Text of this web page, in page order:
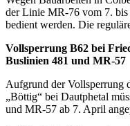
der Linie MR-76 vom 7.
bedient werden. Die
Vollsperrung B62 bei
Buslinien 481 und MR-57
Aufgrund der Vollsperrung
„Böttig“ bei Dautphetal
und MR-57 ab 7. April